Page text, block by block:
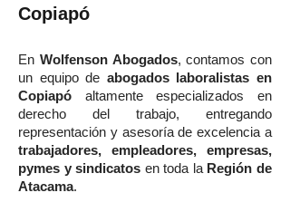
Copiapó
En Wolfenson Abogados, contamos con
un equipo de abogados laboralistas en
Copiapó altamente especializados en
derecho del trabajo, entregando
representación y asesoría de excelencia a
trabajadores, empleadores, empresas,
pymes y sindicatos en toda la Región de
Atacama.